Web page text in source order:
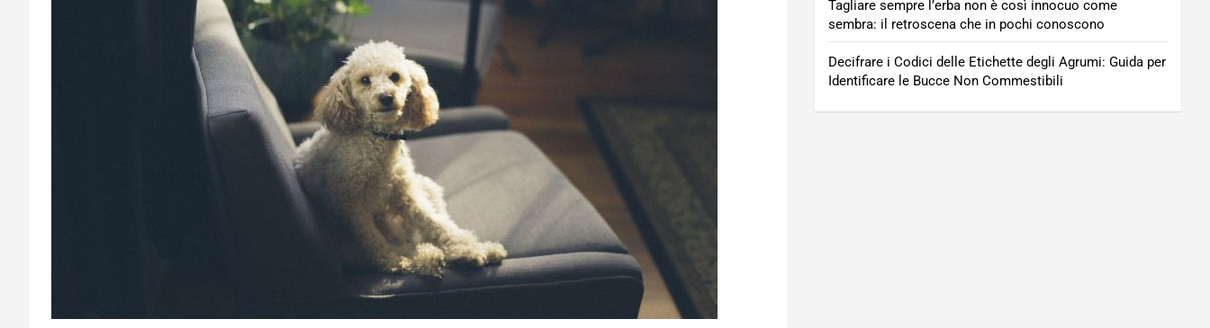
Tagliare sempre l’erba non è così innocuo come
sembra: il retroscena che in pochi conoscono
Decifrare i Codici delle Etichette degli Agrumi: Guida per
Identificare le Bucce Non Commestibili